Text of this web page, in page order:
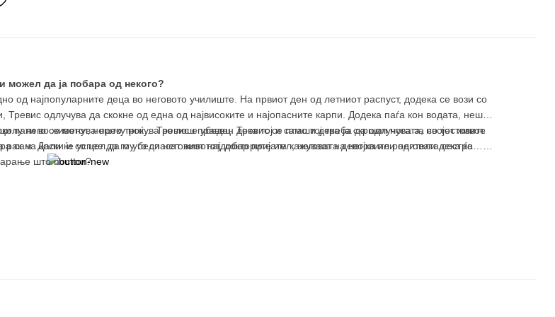
можел да ја побара од некого?
од најпопуларните деца во неговото училиште. На првиот ден од летниот распуст, додека се вози со
Тревис одлучува да скокне од една од највисоките и најопасните карпи. Додека паѓа кон водата, нешто
пати во животот, нешто тргнува во лош правец. Тревис се плаши дека ја скршил ногата, но тестовите
на коски и со цел да му го спасат животот, докторите им кажуваат на неговите родители дека ќе
него се менува преку ноќ… Тревис е убеден дека тој и само тој треба да одлучува за својот живот.
сам. Дали ќе успее да го убеди неговиот најдобар пријател, неговата девојка или неговата сестра…
што постои?